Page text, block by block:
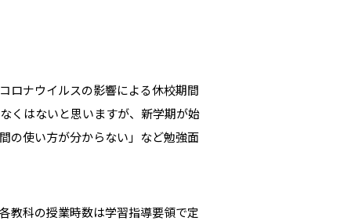
ロナウイルスの影響による休校期間
くはないと思いますが、新学期が始
の使い方が分からない」など勉強面
教科の授業時数は学習指導要領で定